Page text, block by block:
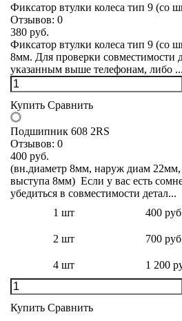
Фиксатор втулки колеса тип 9
Отзывов: 0
380 руб.
Фиксатор втулки колеса тип 9
8мм. Для проверки совместимости
указанным выше телефонам, либо ...
Купить Сравнить
Подшипник 608 2RS
Отзывов: 0
400 руб.
(вн.диаметр 8мм, наруж диам
выступа 8мм) Если у вас есть
убедиться в совместимости детал...
1 шт
400
2 шт 700
4 шт 1 200
Купить Сравнить